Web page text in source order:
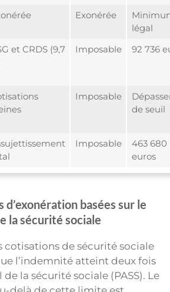
Exonérée
légal
et CRDS (9,7
Imposable 92 736
Imposable
de seuil
Imposable
463 680
euros
d’exonération basées sur le
la sécurité sociale
cotisations de sécurité sociale
l’indemnité atteint deux fois
la sécurité sociale (PASS). Le